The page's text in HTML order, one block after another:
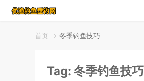
首页 冬季钓鱼技巧
Tag: 冬季钓鱼技巧